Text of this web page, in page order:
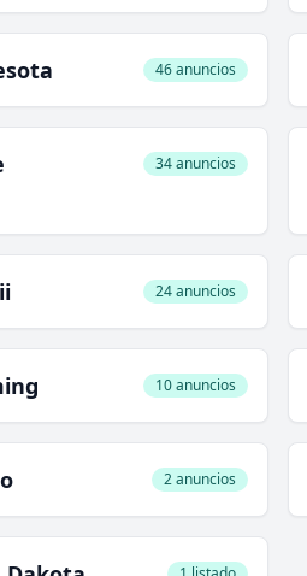
46 anuncios
34 anuncios
24 anuncios
10 anuncios
2 anuncios